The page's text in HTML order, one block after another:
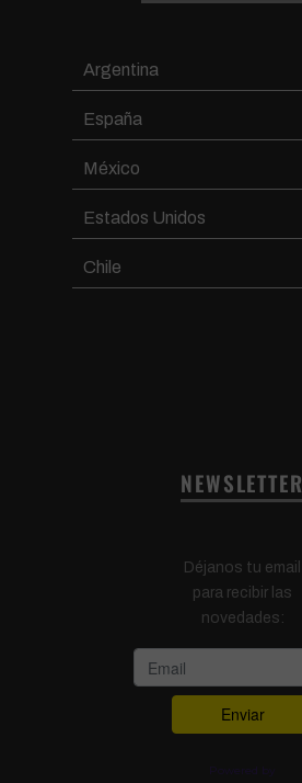
Argentina
España
México
Estados Unidos
Chile
NEWSLETTER
Déjanos tu email
para recibir las
novedades: